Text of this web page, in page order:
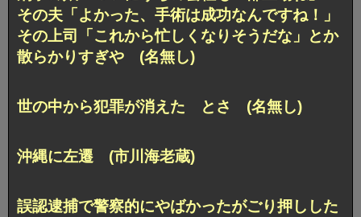
その夫「よかった、手術は成功なんですね！」
その上司「これから忙しくなりそうだな」とか
散らかりすぎや (名無し)
世の中から犯罪が消えた とさ (名無し)
沖縄に左遷 (市川海老蔵)
誤認逮捕で警察的にやばかったがごり押しした